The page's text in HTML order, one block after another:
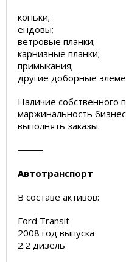
коньки;
ендовы;
ветровые планки;
карнизные планки;
примыкания;
другие доборные
Наличие собственного
маржинальность
выполнять заказы.
⸻
Автотранспорт
В составе активов:
Ford Transit
2008 год выпуска
2.2 дизель